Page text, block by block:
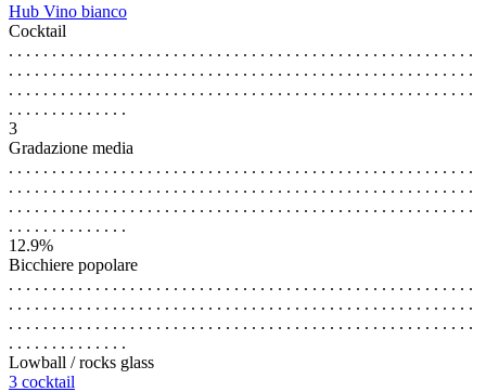
Hub Vino bianco
Cocktail
. . . . . . . . . . . . . . . . . . . . . . . . . . . . . . . . . . . . . . . . . . . . . . . . . . . . . .
. . . . . . . . . . . . . . . . . . . . . . . . . . . . . . . . . . . . . . . . . . . . . . . . . . . . . .
. . . . . . . . . . . . . . . . . . . . . . . . . . . . . . . . . . . . . . . . . . . . . . . . . . . . . .
. . . . . . . . . . . . . .
3
Gradazione media
. . . . . . . . . . . . . . . . . . . . . . . . . . . . . . . . . . . . . . . . . . . . . . . . . . . . . .
. . . . . . . . . . . . . . . . . . . . . . . . . . . . . . . . . . . . . . . . . . . . . . . . . . . . . .
. . . . . . . . . . . . . . . . . . . . . . . . . . . . . . . . . . . . . . . . . . . . . . . . . . . . . .
. . . . . . . . . . . . . .
12.9%
Bicchiere popolare
. . . . . . . . . . . . . . . . . . . . . . . . . . . . . . . . . . . . . . . . . . . . . . . . . . . . . .
. . . . . . . . . . . . . . . . . . . . . . . . . . . . . . . . . . . . . . . . . . . . . . . . . . . . . .
. . . . . . . . . . . . . . . . . . . . . . . . . . . . . . . . . . . . . . . . . . . . . . . . . . . . . .
. . . . . . . . . . . . . .
Lowball / rocks glass
3 cocktail